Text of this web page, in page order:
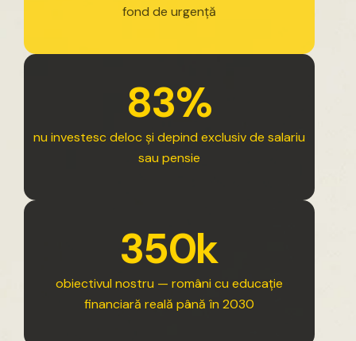
fond de urgență
83%
nu investesc deloc și depind exclusiv de salariu
sau pensie
350k
obiectivul nostru — români cu educație
financiară reală până în 2030